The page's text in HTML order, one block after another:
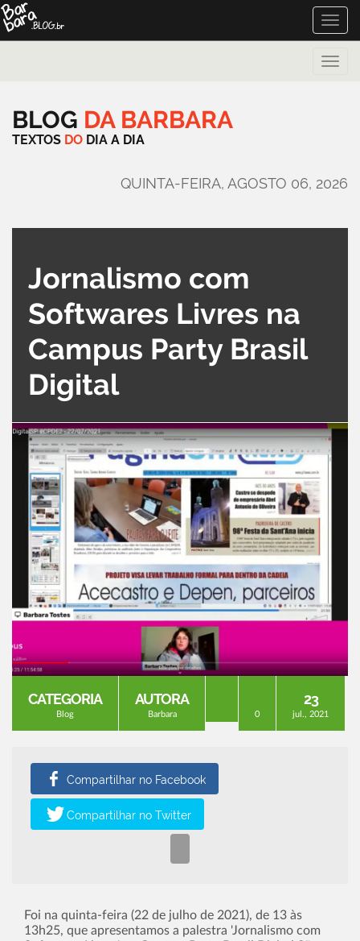
Toggle
Toggle
BLOG DA BARBARA
TEXTOS DO DIA A DIA
QUINTA-FEIRA, AGOSTO 06, 2026
Jornalismo com
Softwares Livres na
Campus Party Brasil
Digital
CATEGORIA
Blog
AUTORA
Barbara 0
23
jul., 2021
Foi na quinta-feira (22 de julho de 2021), de 13 às
13h25, que apresentamos a palestra 'Jornalismo com